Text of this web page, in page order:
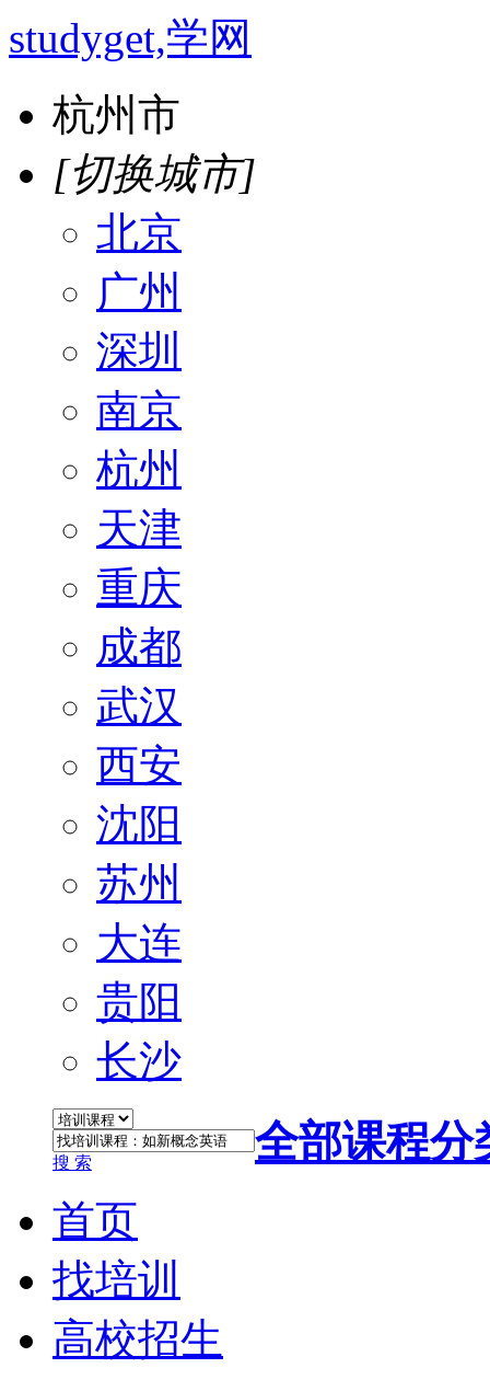
studyget,学网
杭州市
[切换城市]
北京
广州
深圳
南京
杭州
天津
重庆
成都
武汉
西安
沈阳
苏州
大连
贵阳
长沙
搜 索 全部课程分
首页
找培训
高校招生